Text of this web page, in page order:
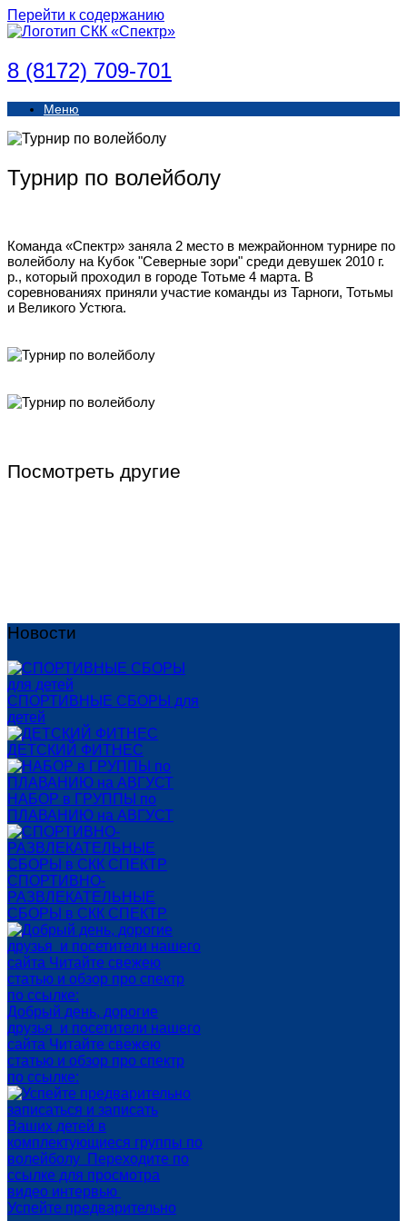
Перейти к содержанию
8 (8172) 709-701
Меню
Турнир по волейболу
Команда «Спектр» заняла 2 место в межрайонном турнире по
волейболу на Кубок "Северные зори" среди девушек 2010 г.
р., который проходил в городе Тотьме 4 марта. В
соревнованиях приняли участие команды из Тарноги, Тотьмы
и Великого Устюга.
Посмотреть другие
Новости
СПОРТИВНЫЕ СБОРЫ для
детей
ДЕТСКИЙ ФИТНЕС
НАБОР в ГРУППЫ по
ПЛАВАНИЮ на АВГУСТ
СПОРТИВНО-
РАЗВЛЕКАТЕЛЬНЫЕ
СБОРЫ в СКК СПЕКТР
Добрый день, дорогие
друзья и посетители нашего
сайта Читайте свежею
статью и обзор про спектр
по ссылке:
Успейте предварительно